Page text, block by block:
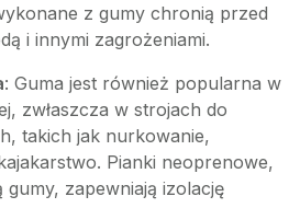
z gumy chronią przed
i innymi zagrożeniami.
: Guma jest również popularna w
zwłaszcza w strojach do
takich jak nurkowanie,
Pianki neoprenowe,
gumy, zapewniają izolację